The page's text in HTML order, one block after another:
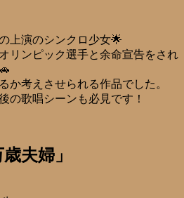
上演のシンクロ少女🌟
リンピック選手と余命宣告をされ
か考えさせられる作品でした。
の歌唱シーンも必見です！
夫婦」